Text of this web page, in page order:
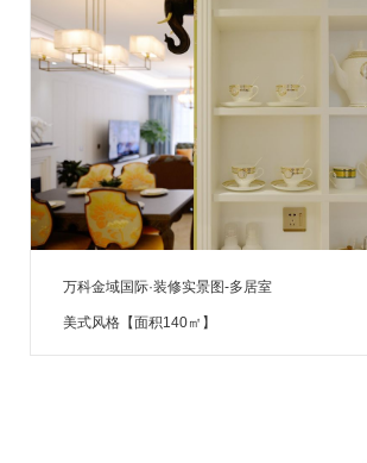
万科金域国际·装修实景图-多居室
美式风格【面积140㎡】